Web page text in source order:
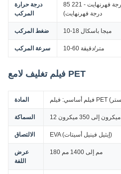
درجة حرارة
المركب
85 درجة مئوية - 105 درجة مئوية (185 درجة فهرنهايت - 221
درجة فهرنهايت)
ضغط المركب 10-18 ميجا باسكال
سرعة المركب 10-60 متر/دقيقة
فيلم تغليف لامع PET
المادة
السماكة 12 ميكرون إلى 350 ميكرون
الالتصاق EVA (إيثيل فينيل أسيتات)
عرض
اللفة
180 مم إلى 1400 مم